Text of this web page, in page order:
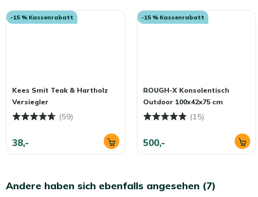
-15 % Kassenrabatt
Kees Smit Teak & Hartholz
Versiegler
(59)
38,-
-15 % Kassenrabatt
ROUGH-X Konsolentisch
Outdoor 100x42x75 cm
(15)
500,-
Andere haben sich ebenfalls angesehen (7)